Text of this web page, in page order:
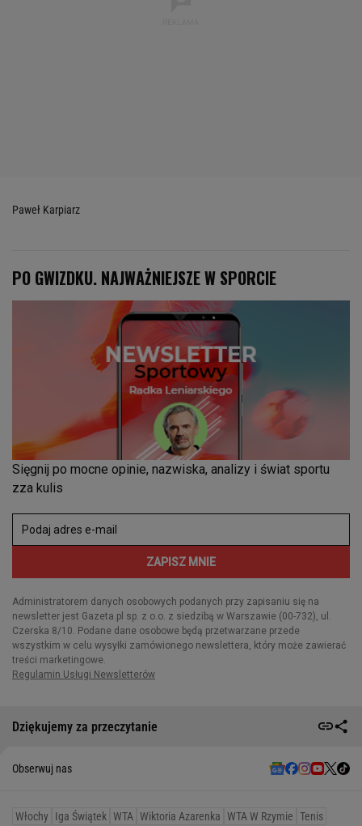
Paweł Karpiarz
Dziękujemy za przeczytanie
Obserwuj nas
Włochy Iga Świątek WTA Wiktoria Azarenka WTA W Rzymie Tenis